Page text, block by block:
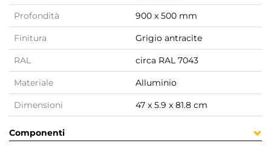
Profondità 900 x 500 mm
Finitura Grigio antracite
RAL circa RAL 7043
Materiale Alluminio
Dimensioni 47 x 5.9 x 81.8 cm
Componenti